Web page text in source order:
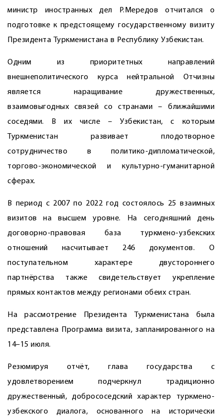
министр иностранных дел Р.Мередов отчитался о
подготовке к предстоящему государственному визиту
Президента Туркменистана в Республику Узбекистан.
Одним из приоритетных направлений
внешнеполитического курса нейтральной Отчизны
является наращивание дружественных,
взаимовыгодных связей со странами – ближайшими
соседями. В их числе – Узбекистан, с которым
Туркменистан развивает плодотворное
сотрудничество в политико-дипломатической,
торгово-экономической и культурно-гуманитарной
сферах.
В период с 2007 по 2022 год состоялось 25 взаимных
визитов на высшем уровне. На сегодняшний день
договорно-правовая база туркмено-узбекских
отношений насчитывает 246 документов. О
поступательном характере двустороннего
партнёрства также свидетельствует укрепление
прямых контактов между регионами обеих стран.
На рассмотрение Президента Туркменистана была
представлена Программа визита, запланированного на
14–15 июля.
Резюмируя отчёт, глава государства с
удовлетворением подчеркнул традиционно
дружественный, добрососедский характер туркмено-
узбекского диалога, основанного на исторически